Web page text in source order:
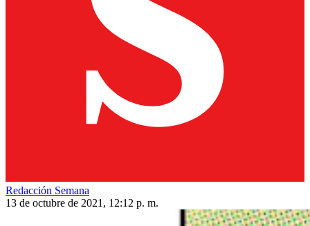
Redacción Semana
13 de octubre de 2021, 12:12 p. m.